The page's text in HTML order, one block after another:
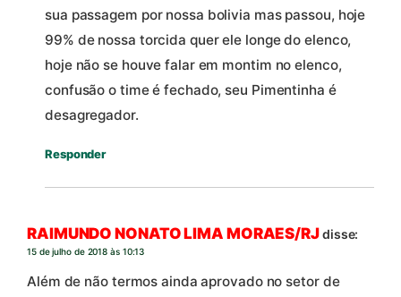
sua passagem por nossa bolivia mas passou, hoje
99% de nossa torcida quer ele longe do elenco,
hoje não se houve falar em montim no elenco,
confusão o time é fechado, seu Pimentinha é
desagregador.
Responder
RAIMUNDO NONATO LIMA MORAES/RJdisse:
15 de julho de 2018 às 10:13
Além de não termos ainda aprovado no setor de